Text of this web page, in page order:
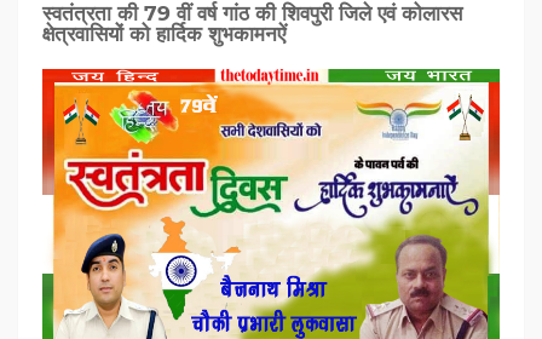
स्वतंत्रता की 79 वीं वर्ष गांठ की शिवपुरी जिले एवं कोलारस
क्षेत्रवासियों को हार्दिक शुभकामनऐं